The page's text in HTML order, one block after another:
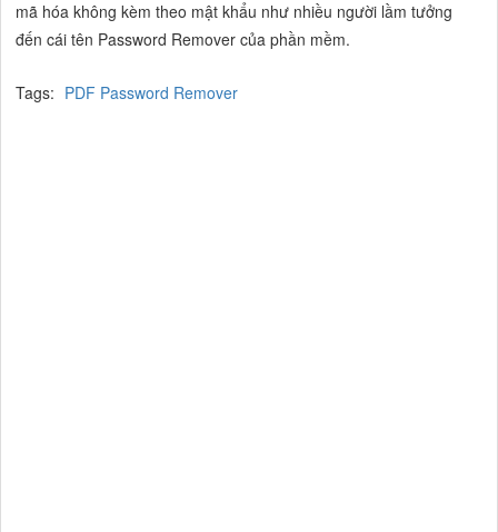
mã hóa không kèm theo mật khẩu như nhiều người lầm tưởng
đến cái tên Password Remover của phần mềm.
Tags: PDF Password Remover